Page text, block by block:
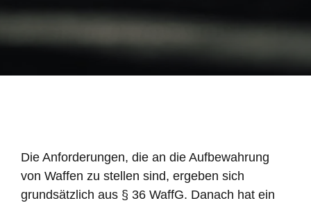
Die Anforderungen, die an die Aufbewahrung
von Waffen zu stellen sind, ergeben sich
grundsätzlich aus § 36 WaffG. Danach hat ein